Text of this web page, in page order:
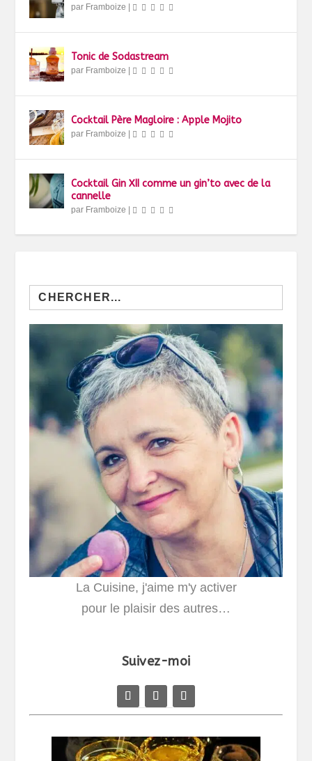
par Framboize
Tonic de Sodastream
par Framboize
Cocktail Père Magloire : Apple Mojito
par Framboize
Cocktail Gin XII comme un gin’to avec de la
cannelle
par Framboize
Search
for:
La Cuisine, j'aime m'y activer
pour le plaisir des autres…
Suivez-moi